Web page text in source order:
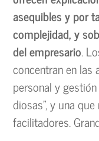
asequibles y por
complejidad, y
del empresario.
concentran en
personal y
diosas”, y una
facilitadores.